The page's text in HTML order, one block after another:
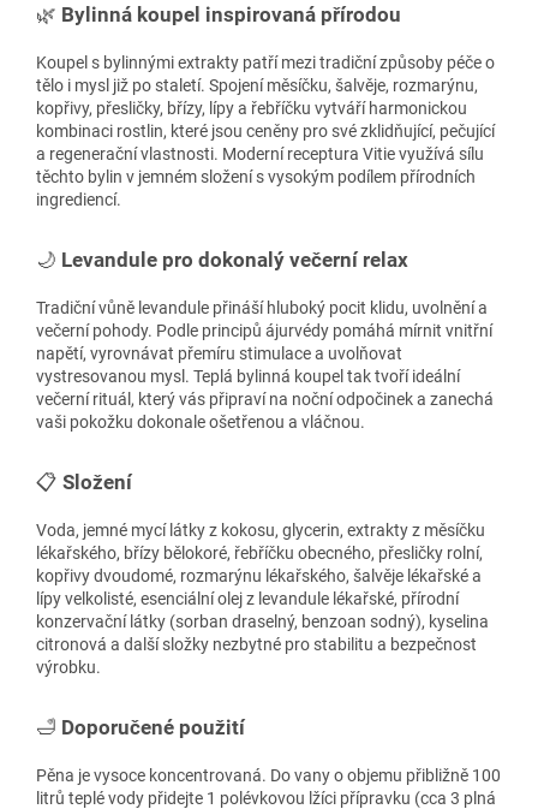
🌿 Bylinná koupel inspirovaná přírodou
Koupel s bylinnými extrakty patří mezi tradiční způsoby péče o
tělo i mysl již po staletí. Spojení měsíčku, šalvěje, rozmarýnu,
kopřivy, přesličky, břízy, lípy a řebříčku vytváří harmonickou
kombinaci rostlin, které jsou ceněny pro své zklidňující, pečující
a regenerační vlastnosti. Moderní receptura Vitie využívá sílu
těchto bylin v jemném složení s vysokým podílem přírodních
ingrediencí.
🌙 Levandule pro dokonalý večerní relax
Tradiční vůně levandule přináší hluboký pocit klidu, uvolnění a
večerní pohody. Podle principů ájurvédy pomáhá mírnit vnitřní
napětí, vyrovnávat přemíru stimulace a uvolňovat
vystresovanou mysl. Teplá bylinná koupel tak tvoří ideální
večerní rituál, který vás připraví na noční odpočinek a zanechá
vaši pokožku dokonale ošetřenou a vláčnou.
📋 Složení
Voda, jemné mycí látky z kokosu, glycerin, extrakty z měsíčku
lékařského, břízy bělokoré, řebříčku obecného, přesličky rolní,
kopřivy dvoudomé, rozmarýnu lékařského, šalvěje lékařské a
lípy velkolisté, esenciální olej z levandule lékařské, přírodní
konzervační látky (sorban draselný, benzoan sodný), kyselina
citronová a další složky nezbytné pro stabilitu a bezpečnost
výrobku.
🛁 Doporučené použití
Pěna je vysoce koncentrovaná. Do vany o objemu přibližně 100
litrů teplé vody přidejte 1 polévkovou lžíci přípravku (cca 3 plná